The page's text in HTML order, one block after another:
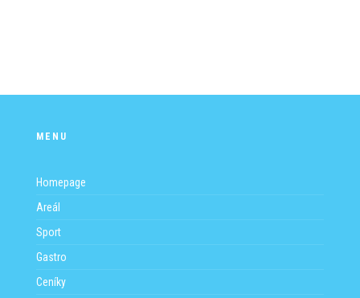
MENU
Homepage
Areál
Sport
Gastro
Ceníky